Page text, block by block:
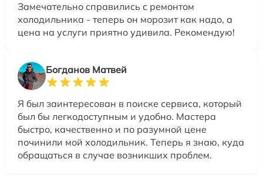
Замечательно справились с ремонтом
холодильника - теперь он морозит как надо, а
цена на услуги приятно удивила. Рекомендую!
Богданов Матвей
Я был заинтересован в поиске сервиса, который
был бы легкодоступным и удобно. Мастера
быстро, качественно и по разумной цене
починили мой холодильник. Теперь я знаю, куда
обращаться в случае возникших проблем.